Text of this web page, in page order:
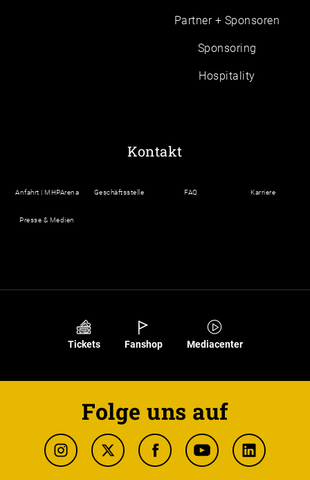
Partner + Sponsoren
Sponsoring
Hospitality
Kontakt
Anfahrt | MHPArena Geschäftsstelle FAQ Karriere
Presse & Medien
Tickets Fanshop Mediacenter
Folge uns auf